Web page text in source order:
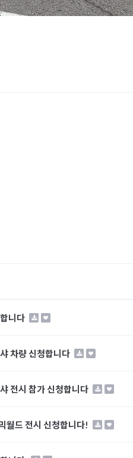
니다
차량 신청합니다
전시 참가 신청합니다
월드 전시 신청합니다!